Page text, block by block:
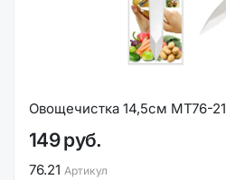
Овощечистка 14,5см МТ76-21
149 руб.
76.21 Артикул